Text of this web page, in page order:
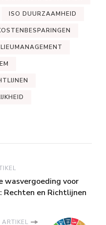
ISO DUURZAAMHEID
wasvergoeding voor
Rechten en Richtlijnen